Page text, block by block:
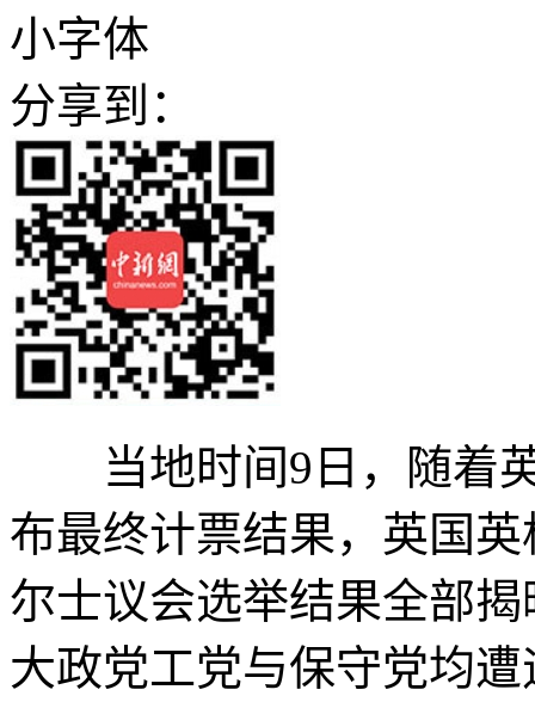
小字体
分享到：
当地时间9日，随着英
布最终计票结果，英国
尔士议会选举结果全部
大政党工党与保守党均